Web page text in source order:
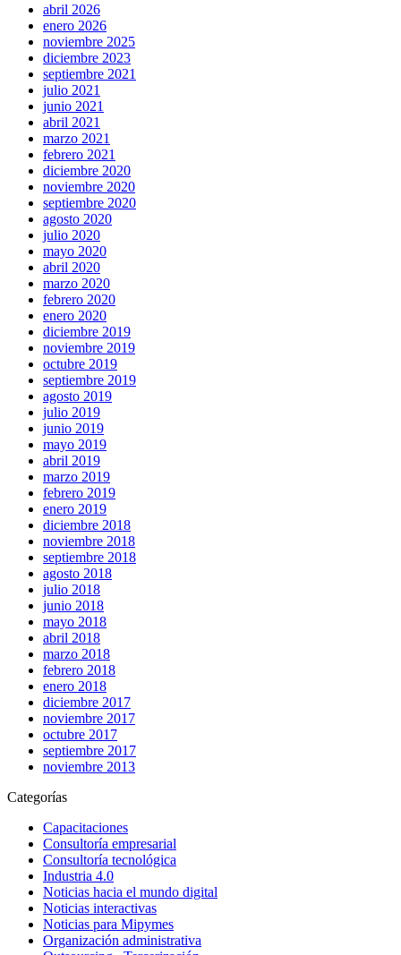
abril 2026
enero 2026
noviembre 2025
diciembre 2023
septiembre 2021
julio 2021
junio 2021
abril 2021
marzo 2021
febrero 2021
diciembre 2020
noviembre 2020
septiembre 2020
agosto 2020
julio 2020
mayo 2020
abril 2020
marzo 2020
febrero 2020
enero 2020
diciembre 2019
noviembre 2019
octubre 2019
septiembre 2019
agosto 2019
julio 2019
junio 2019
mayo 2019
abril 2019
marzo 2019
febrero 2019
enero 2019
diciembre 2018
noviembre 2018
septiembre 2018
agosto 2018
julio 2018
junio 2018
mayo 2018
abril 2018
marzo 2018
febrero 2018
enero 2018
diciembre 2017
noviembre 2017
octubre 2017
septiembre 2017
noviembre 2013
Categorías
Capacitaciones
Consultoría empresarial
Consultoría tecnológica
Industria 4.0
Noticias hacia el mundo digital
Noticias interactivas
Noticias para Mipymes
Organización administrativa